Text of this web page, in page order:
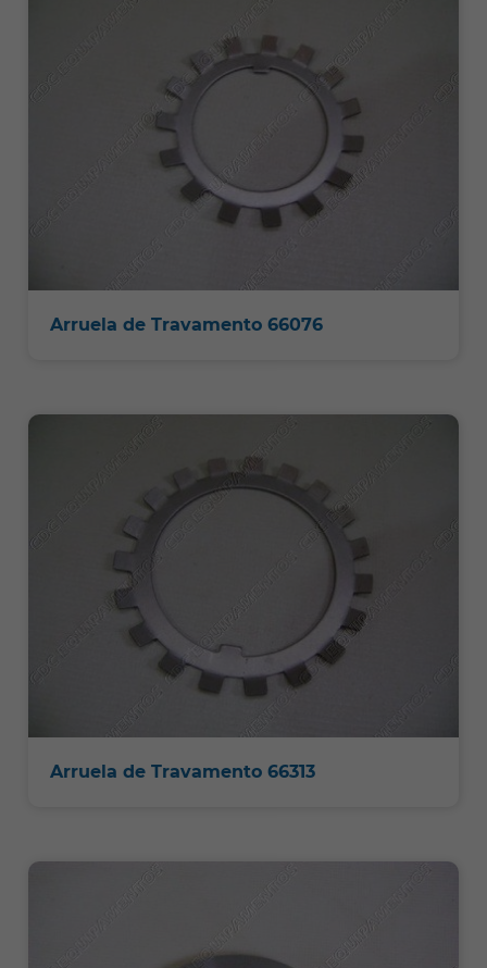
Arruela de Travamento 66076
Arruela de Travamento 66313